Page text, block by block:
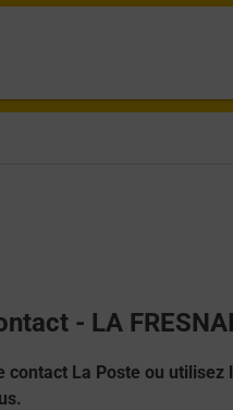
- LA
La Poste ou